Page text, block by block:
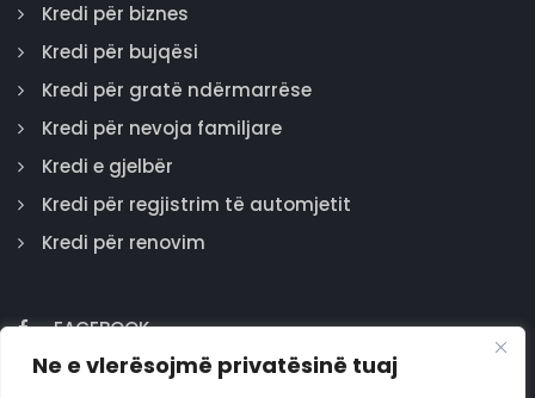
Ne e vlerësojmë privatësinë tuaj
Kredi për biznes
Kredi për bujqësi
Kredi për gratë ndërmarrëse
Kredi për nevoja familjare
Kredi e gjelbër
Kredi për regjistrim të automjetit
Kredi për renovim
FACEBOOK
GOOGLE